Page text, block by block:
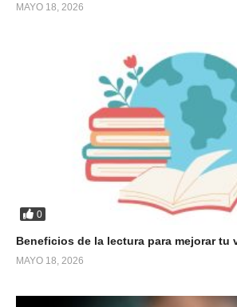
MAYO 18, 2026
0
Beneficios de la lectura para mejorar tu
MAYO 18, 2026